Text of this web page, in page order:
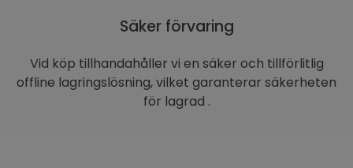
Säker förvaring
Vid köp tillhandahåller vi en säker och tillförlitlig
offline lagringslösning, vilket garanterar säkerheten
för lagrad .